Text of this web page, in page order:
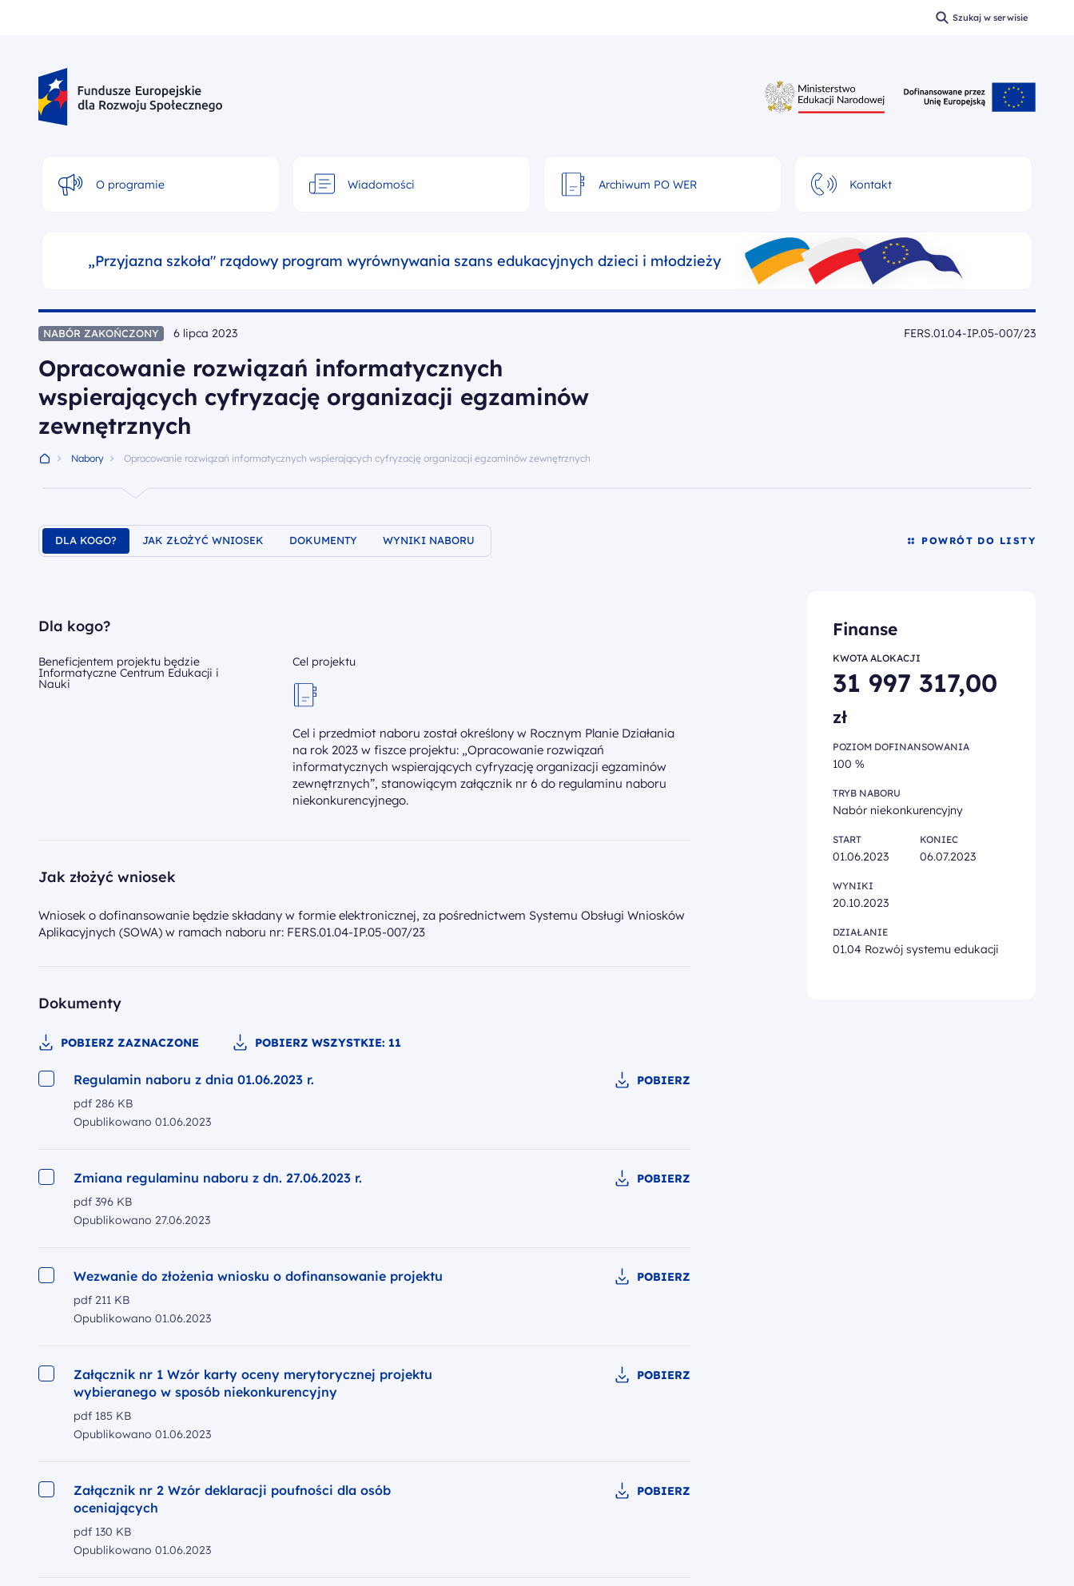
Szukaj w serwisie
Fundusze Europejskie dla Rozwoju Społecznego
O programie Wiadomości Archiwum PO WER Kontakt
„Przyjazna szkoła" rządowy program wyrównywania szans edukacyjnych dzieci i młodzieży
NABÓR ZAKOŃCZONY 6 lipca 2023 FERS.01.04-IP.05-007/23
Opracowanie rozwiązań informatycznych
wspierających cyfryzację organizacji egzaminów
zewnętrznych
Nabory Opracowanie rozwiązań informatycznych wspierających cyfryzację organizacji egzaminów zewnętrznych
DLA KOGO? JAK ZŁOŻYĆ WNIOSEK DOKUMENTY WYNIKI NABORU POWRÓT DO LISTY
Finanse
KWOTA ALOKACJI
31 997 317,00
zł
POZIOM DOFINANSOWANIA
100 %
TRYB NABORU
Nabór niekonkurencyjny
START
01.06.2023
KONIEC
06.07.2023
WYNIKI
20.10.2023
DZIAŁANIE
01.04 Rozwój systemu edukacji
Dla kogo?
Beneficjentem projektu będzie
Informatyczne Centrum Edukacji i
Nauki
Cel projektu
Cel i przedmiot naboru został określony w Rocznym Planie Działania
na rok 2023 w fiszce projektu: „Opracowanie rozwiązań
informatycznych wspierających cyfryzację organizacji egzaminów
zewnętrznych”, stanowiącym załącznik nr 6 do regulaminu naboru
niekonkurencyjnego.
Jak złożyć wniosek
Wniosek o dofinansowanie będzie składany w formie elektronicznej, za pośrednictwem Systemu Obsługi Wniosków
Aplikacyjnych (SOWA) w ramach naboru nr: FERS.01.04-IP.05-007/23
Dokumenty
POBIERZ ZAZNACZONE POBIERZ WSZYSTKIE: 11
Regulamin naboru z dnia 01.06.2023 r.
POBIERZ
pdf 286 KB
Opublikowano 01.06.2023
Zmiana regulaminu naboru z dn. 27.06.2023 r.
POBIERZ
pdf 396 KB
Opublikowano 27.06.2023
Wezwanie do złożenia wniosku o dofinansowanie projektu
POBIERZ
pdf 211 KB
Opublikowano 01.06.2023
Załącznik nr 1 Wzór karty oceny merytorycznej projektu
wybieranego w sposób niekonkurencyjny
POBIERZ
pdf 185 KB
Opublikowano 01.06.2023
Załącznik nr 2 Wzór deklaracji poufności dla osób
oceniających
POBIERZ
pdf 130 KB
Opublikowano 01.06.2023